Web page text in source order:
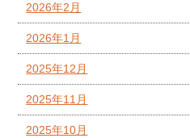
2026年2月
2026年1月
2025年12月
2025年11月
2025年10月